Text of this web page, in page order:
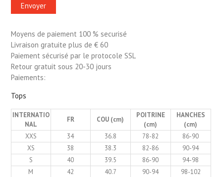
Moyens de paiement 100 % securisé
Livraison gratuite plus de € 60
Paiement sécurisé par le protocole SSL
Retour gratuit sous 20-30 jours
Paiements:
Tops
INTERNATIO
NAL
FR COU (cm)
POITRINE
(cm)
HANCHES
(cm)
XXS
34 36.8 78-82
86-90
XS
38 38.3 82-86
90-94
S
40 39.5 86-90
94-98
M
42 40.7 90-94 98-102